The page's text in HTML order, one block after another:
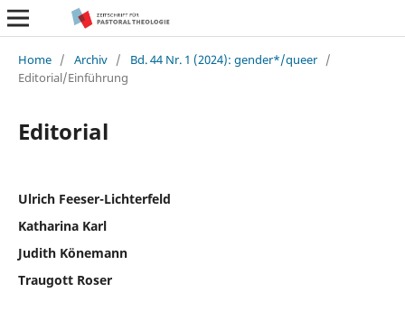
Home / Archiv / Bd. 44 Nr. 1 (2024): gender*/queer /
Editorial/Einführung
Editorial
Ulrich Feeser-Lichterfeld
Katharina Karl
Judith Könemann
Traugott Roser